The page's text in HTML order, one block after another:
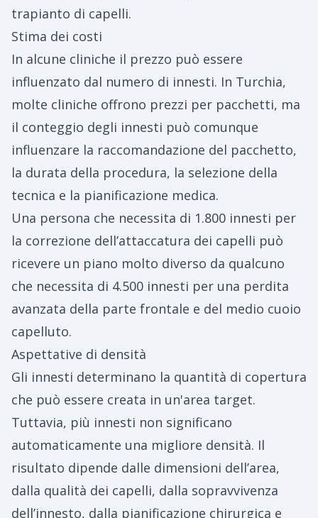
trapianto di capelli.
Stima dei costi
In alcune cliniche il prezzo può essere
influenzato dal numero di innesti. In Turchia,
molte cliniche offrono prezzi per pacchetti, ma
il conteggio degli innesti può comunque
influenzare la raccomandazione del pacchetto,
la durata della procedura, la selezione della
tecnica e la pianificazione medica.
Una persona che necessita di 1.800 innesti per
la correzione dell’attaccatura dei capelli può
ricevere un piano molto diverso da qualcuno
che necessita di 4.500 innesti per una perdita
avanzata della parte frontale e del medio cuoio
capelluto.
Aspettative di densità
Gli innesti determinano la quantità di copertura
che può essere creata in un'area target.
Tuttavia, più innesti non significano
automaticamente una migliore densità. Il
risultato dipende dalle dimensioni dell’area,
dalla qualità dei capelli, dalla sopravvivenza
dell’innesto, dalla pianificazione chirurgica e